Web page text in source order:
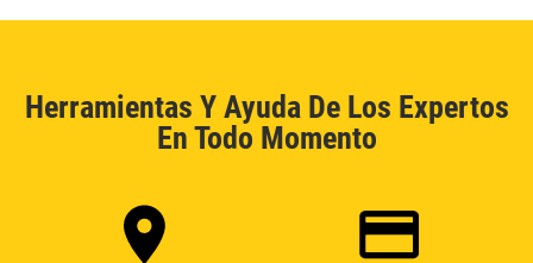
Herramientas Y Ayuda De Los Expertos
En Todo Momento